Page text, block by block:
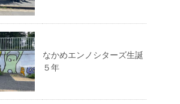
なかめエンノシターズ生誕
５年